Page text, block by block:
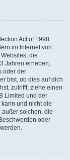
Act of 1998
im Internet von
die
Jahren erheben,
oder der
bist, ob dies auf dich
zutrifft, ziehe einen
Limited und der
und nicht die
solchen, die
oder